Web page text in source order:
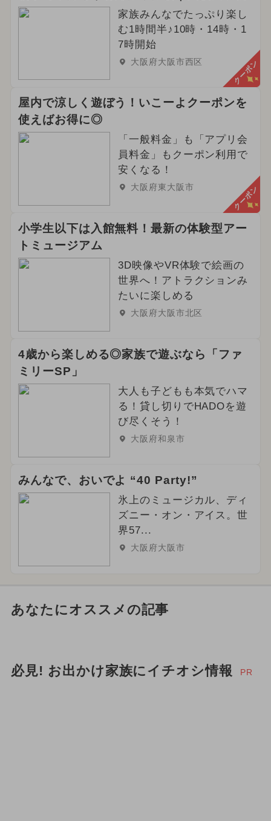
家族みんなでたっぷり楽し
む1時間半♪10時・14時・1
7時開始
大阪府大阪市西区 クーポン
屋内で涼しく遊ぼう！いこーよクーポンを
使えばお得に◎
「一般料金」も「アプリ会
員料金」もクーポン利用で
安くなる！
大阪府東大阪市 クーポン
小学生以下は入館無料！最新の体験型アー
トミュージアム
3D映像やVR体験で絵画の
世界へ！アトラクションみ
たいに楽しめる
大阪府大阪市北区
4歳から楽しめる◎家族で遊ぶなら「ファ
ミリーSP」
大人も子どもも本気でハマ
る！貸し切りでHADOを遊
び尽くそう！
大阪府和泉市
みんなで、おいでよ “40 Party!”
氷上のミュージカル、ディ
ズニー・オン・アイス。世
界57...
大阪府大阪市
あなたにオススメの記事
必見! お出かけ家族にイチオシ情報 PR